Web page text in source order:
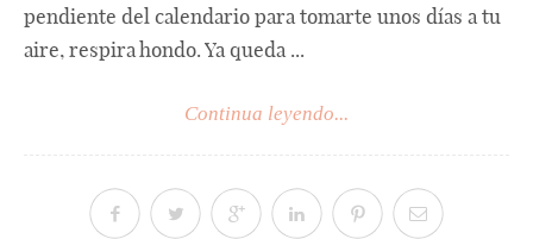
pendiente del calendario para tomarte unos días a tu
aire, respira hondo. Ya queda ...
Continua leyendo...